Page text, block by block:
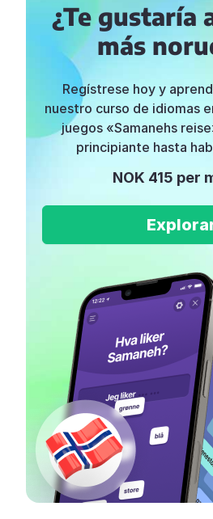
¿Te gustaría
más
Regístrese hoy y
nuestro curso de idiomas
juegos «Samanehs
principiante hasta
NOK 415 per